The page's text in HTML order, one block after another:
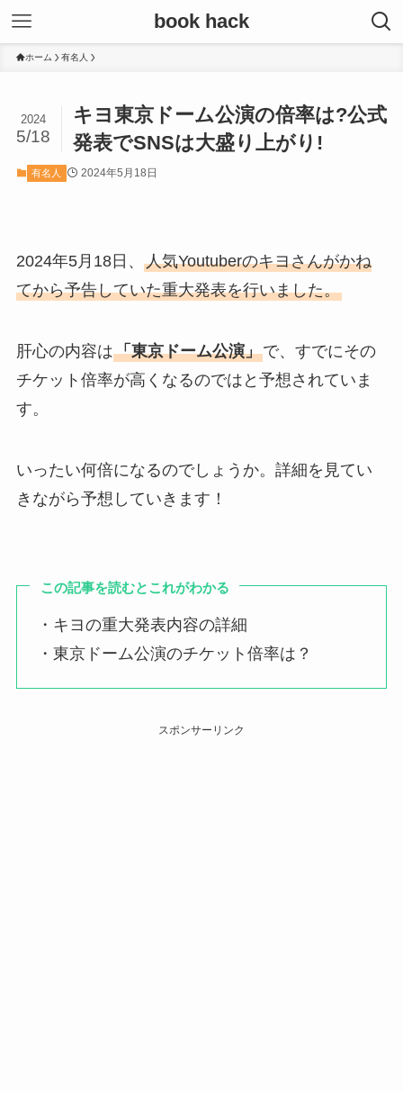
book hack
ホーム 有名人
キヨ東京ドーム公演の倍率は?公式
発表でSNSは大盛り上がり!
2024
5/18
有名人 2024年5月18日
2024年5月18日、 人気Youtuberのキヨさんがかね
てから予告していた重大発表を行いました。
肝心の内容は「東京ドーム公演」で、すでにその
チケット倍率が高くなるのではと予想されていま
す。
いったい何倍になるのでしょうか。詳細を見てい
きながら予想していきます！
この記事を読むとこれがわかる
・キヨの重大発表内容の詳細
・東京ドーム公演のチケット倍率は？
スポンサーリンク